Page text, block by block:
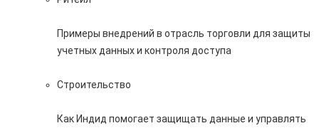
Примеры внедрений в отрасль торговли для защиты
учетных данных и контроля доступа
Строительство
Как Индид помогает защищать данные и управлять